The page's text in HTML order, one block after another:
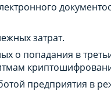
затрат.
о попадания в
предприятия в